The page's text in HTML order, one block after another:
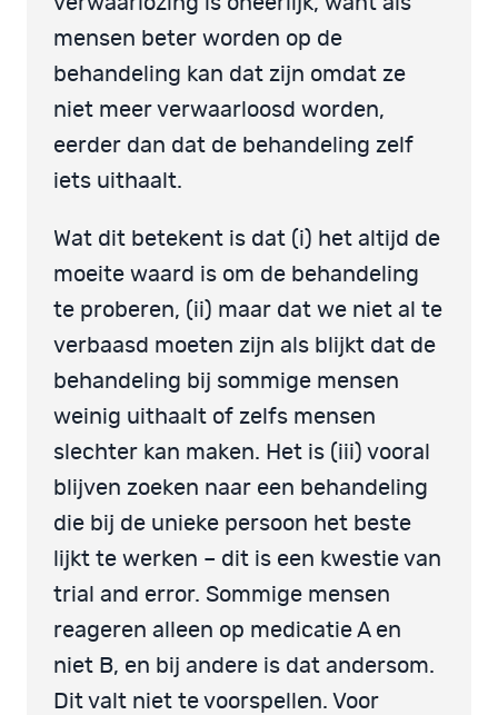
mensen beter worden op de
behandeling kan dat zijn omdat ze
niet meer verwaarloosd worden,
eerder dan dat de behandeling zelf
iets uithaalt.
Wat dit betekent is dat (i) het altijd de
moeite waard is om de behandeling
te proberen, (ii) maar dat we niet al te
verbaasd moeten zijn als blijkt dat de
behandeling bij sommige mensen
weinig uithaalt of zelfs mensen
slechter kan maken. Het is (iii) vooral
blijven zoeken naar een behandeling
die bij de unieke persoon het beste
lijkt te werken – dit is een kwestie van
trial and error. Sommige mensen
reageren alleen op medicatie A en
niet B, en bij andere is dat andersom.
Dit valt niet te voorspellen. Voor